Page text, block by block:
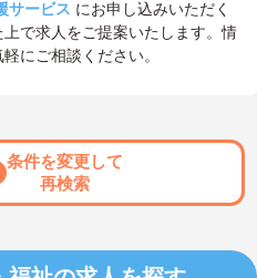
サービス にお申し込みいただく
で求人をご提案いたします。情
にご相談ください。
条件を変更して
再検索